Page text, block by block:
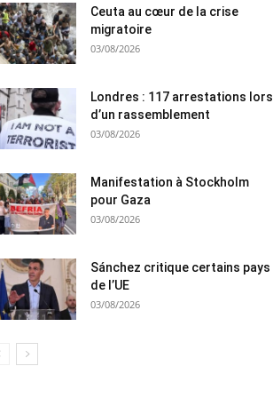
Ceuta au cœur de la crise
migratoire
03/08/2026
Londres : 117 arrestations lors
d’un rassemblement
03/08/2026
Manifestation à Stockholm
pour Gaza
03/08/2026
Sánchez critique certains pays
de l’UE
03/08/2026